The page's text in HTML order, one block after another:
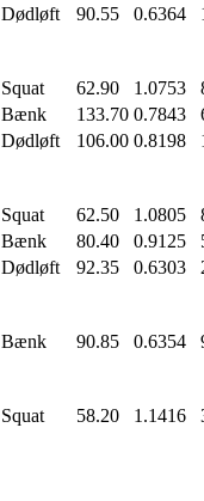
Dødløft 90.55 0.6364
Squat 62.90 1.0753
Bænk 133.70 0.7843
Dødløft 106.00 0.8198
Squat 62.50 1.0805
Bænk 80.40 0.9125
Dødløft 92.35 0.6303
Bænk 90.85 0.6354
Squat 58.20 1.1416